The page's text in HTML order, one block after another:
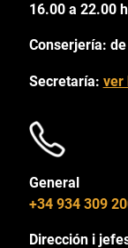
16.00 a 22.00 h
Conserjería:
Secretaría: ver
General
+34 934 309
Dirección i